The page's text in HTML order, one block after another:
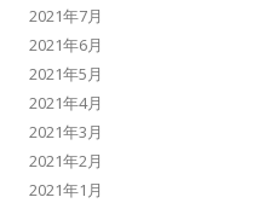
2021年7月
2021年6月
2021年5月
2021年4月
2021年3月
2021年2月
2021年1月